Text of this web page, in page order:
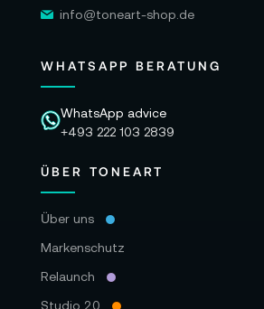
info@toneart-shop.de
WHATSAPP BERATUNG
WhatsApp advice
+493 222 103 2839
ÜBER TONEART
Über uns
Markenschutz
Relaunch
Studio 2.0